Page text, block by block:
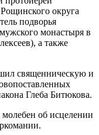
округа
подворья
монастыря в
а также
священническую и
Глеба Битюкова.
об исцелении